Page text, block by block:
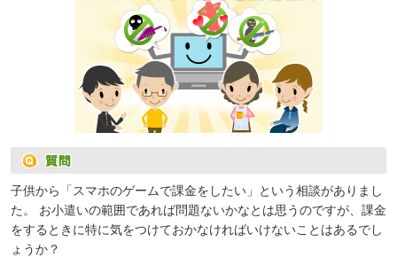
子供から「スマホのゲームで課金をしたい」という相談がありまし
た。 お小遣いの範囲であれば問題ないかなとは思うのですが、課金
をするときに特に気をつけておかなければいけないことはあるでし
ょうか？